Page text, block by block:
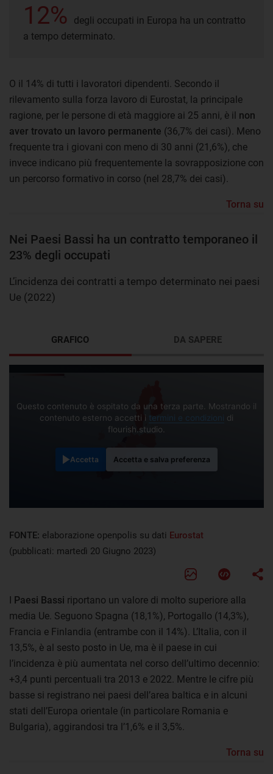
12%
degli occupati in Europa ha un contratto
a tempo determinato.
O il 14% di tutti i lavoratori dipendenti. Secondo il
rilevamento sulla forza lavoro di Eurostat, la principale
ragione, per le persone di età maggiore ai 25 anni, è il non
aver trovato un lavoro permanente (36,7% dei casi). Meno
frequente tra i giovani con meno di 30 anni (21,6%), che
invece indicano più frequentemente la sovrapposizione con
un percorso formativo in corso (nel 28,7% dei casi).
Torna su
Nei Paesi Bassi ha un contratto temporaneo il
23% degli occupati
L’incidenza dei contratti a tempo determinato nei paesi
Ue (2022)
GRAFICO
Questo contenuto è ospitato da una terza parte. Mostrando il
contenuto esterno accetti i termini e condizioni di
flourish.studio.
Accetta Accetta e salva preferenza
DA SAPERE
FONTE: elaborazione openpolis su dati Eurostat
(pubblicati: martedì 20 Giugno 2023)
I Paesi Bassi riportano un valore di molto superiore alla
media Ue. Seguono Spagna (18,1%), Portogallo (14,3%),
Francia e Finlandia (entrambe con il 14%). L’Italia, con il
13,5%, è al sesto posto in Ue, ma è il paese in cui
l’incidenza è più aumentata nel corso dell’ultimo decennio:
+3,4 punti percentuali tra 2013 e 2022. Mentre le cifre più
basse si registrano nei paesi dell’area baltica e in alcuni
stati dell’Europa orientale (in particolare Romania e
Bulgaria), aggirandosi tra l’1,6% e il 3,5%.
Torna su